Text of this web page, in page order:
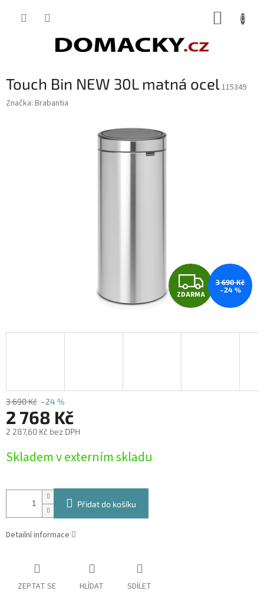
Touch Bin NEW 30L matná ocel115349
Značka: Brabantia
Z
D
A
ZDARMA
3 690 Kč
–24 %
3 690 Kč –24 %
2 768 Kč
2 287,60 Kč bez DPH
cena:
Skladem v externím skladu
Přidat do košíku
Detailní informace
ZEPTAT SE HLÍDAT SDÍLET